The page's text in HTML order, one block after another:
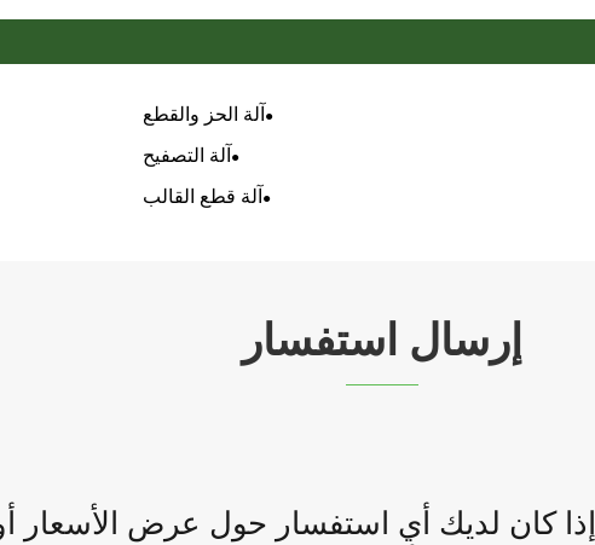
آلة الحز والقطع
آلة التصفيح
آلة قطع القالب
إرسال استفسار
إذا كان لديك أي استفسار حول عرض الأسعار